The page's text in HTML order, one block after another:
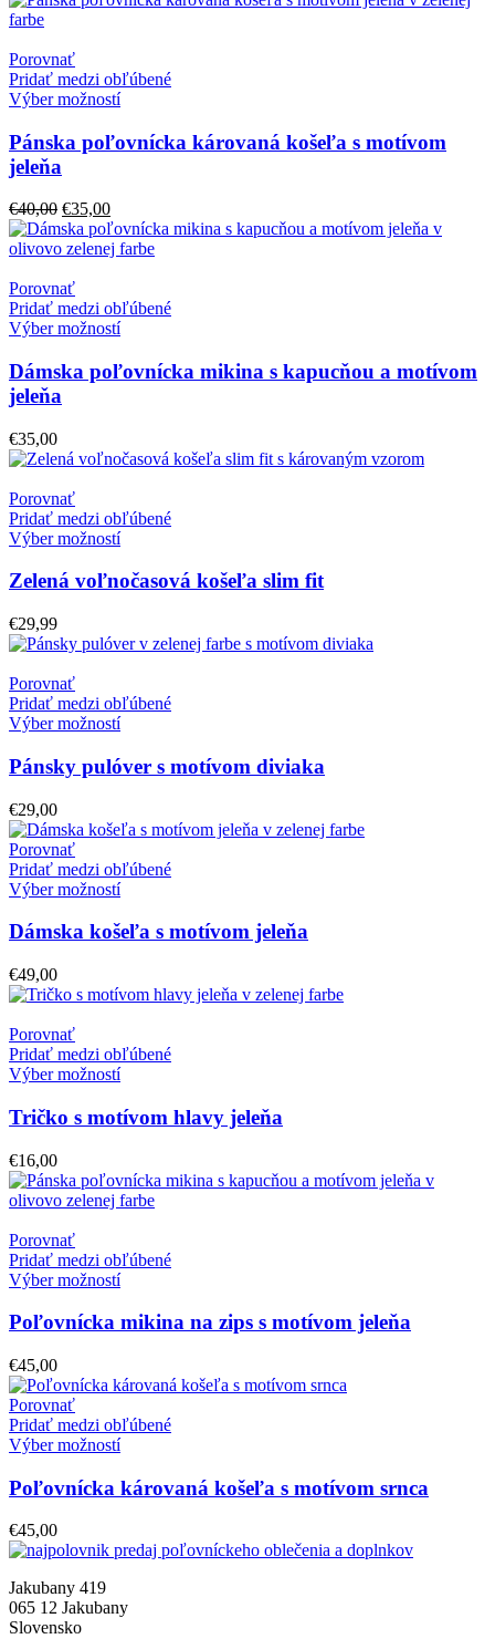
Porovnať
Pridať medzi obľúbené
Výber možností
Pánska poľovnícka károvaná košeľa s motívom
jeleňa
€40,00 Pôvodná
cena
bola:
€35,00Aktuálna
cena
je:
Porovnať
Pridať medzi obľúbené
Výber možností
Dámska poľovnícka mikina s kapucňou a motívom
jeleňa
€35,00
Porovnať
Pridať medzi obľúbené
Výber možností
Zelená voľnočasová košeľa slim fit
€29,99
Porovnať
Pridať medzi obľúbené
Výber možností
Pánsky pulóver s motívom diviaka
€29,00
Porovnať
Pridať medzi obľúbené
Výber možností
Dámska košeľa s motívom jeleňa
€49,00
Porovnať
Pridať medzi obľúbené
Výber možností
Tričko s motívom hlavy jeleňa
€16,00
Porovnať
Pridať medzi obľúbené
Výber možností
Poľovnícka mikina na zips s motívom jeleňa
€45,00
Porovnať
Pridať medzi obľúbené
Výber možností
Poľovnícka károvaná košeľa s motívom srnca
€45,00
Jakubany 419
065 12 Jakubany
Slovensko